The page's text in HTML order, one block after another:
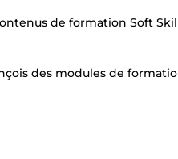
de formation Soft
des modules de